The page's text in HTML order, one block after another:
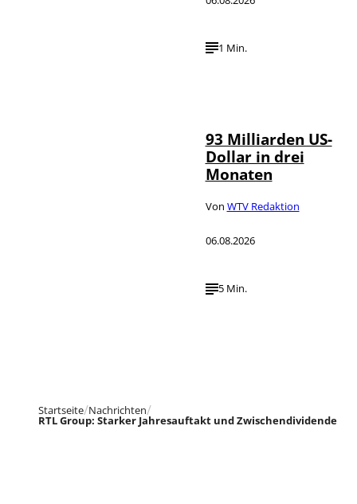
1 Min.
93 Milliarden US-
Dollar in drei
Monaten
Von WTV Redaktion
06.08.2026
5 Min.
Startseite Nachrichten
RTL Group: Starker Jahresauftakt und Zwischendividende